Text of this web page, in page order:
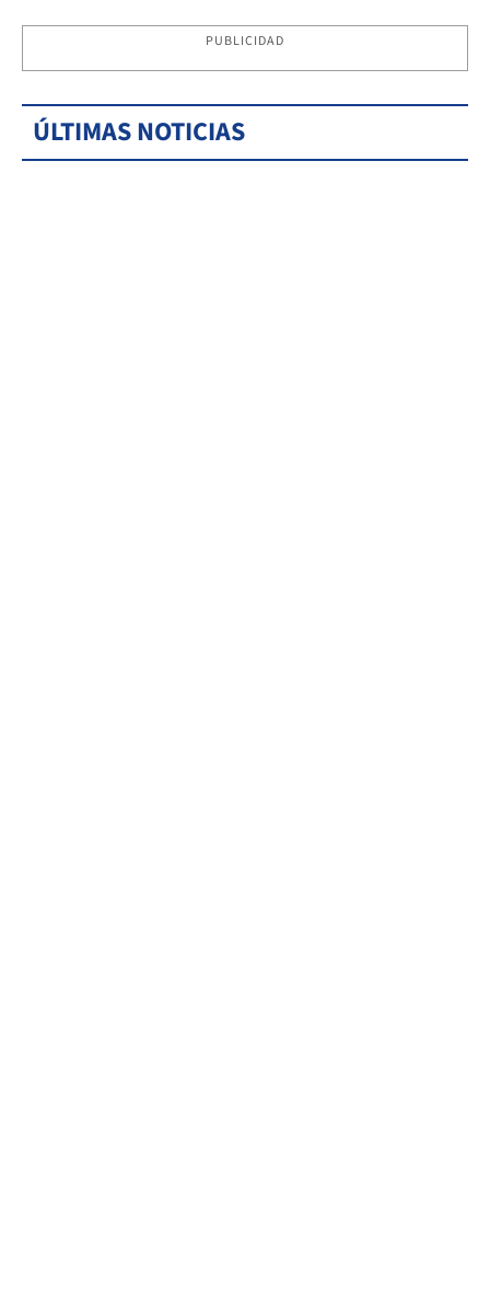
PUBLICIDAD
ÚLTIMAS NOTICIAS